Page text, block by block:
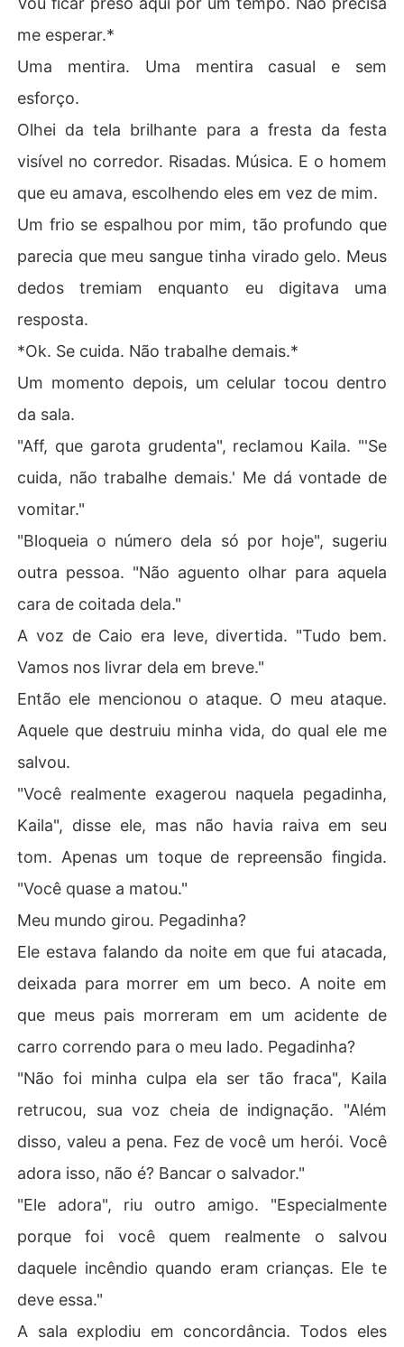
me esperar.*
Uma mentira. Uma mentira casual e sem
esforço.
Olhei da tela brilhante para a fresta da festa
visível no corredor. Risadas. Música. E o homem
que eu amava, escolhendo eles em vez de mim.
Um frio se espalhou por mim, tão profundo que
parecia que meu sangue tinha virado gelo. Meus
dedos tremiam enquanto eu digitava uma
resposta.
*Ok. Se cuida. Não trabalhe demais.*
Um momento depois, um celular tocou dentro
da sala.
"Aff, que garota grudenta", reclamou Kaila. "'Se
cuida, não trabalhe demais.' Me dá vontade de
vomitar."
"Bloqueia o número dela só por hoje", sugeriu
outra pessoa. "Não aguento olhar para aquela
cara de coitada dela."
A voz de Caio era leve, divertida. "Tudo bem.
Vamos nos livrar dela em breve."
Então ele mencionou o ataque. O meu ataque.
Aquele que destruiu minha vida, do qual ele me
salvou.
"Você realmente exagerou naquela pegadinha,
Kaila", disse ele, mas não havia raiva em seu
tom. Apenas um toque de repreensão fingida.
"Você quase a matou."
Meu mundo girou. Pegadinha?
Ele estava falando da noite em que fui atacada,
deixada para morrer em um beco. A noite em
que meus pais morreram em um acidente de
carro correndo para o meu lado. Pegadinha?
"Não foi minha culpa ela ser tão fraca", Kaila
retrucou, sua voz cheia de indignação. "Além
disso, valeu a pena. Fez de você um herói. Você
adora isso, não é? Bancar o salvador."
"Ele adora", riu outro amigo. "Especialmente
porque foi você quem realmente o salvou
daquele incêndio quando eram crianças. Ele te
deve essa."
A sala explodiu em concordância. Todos eles